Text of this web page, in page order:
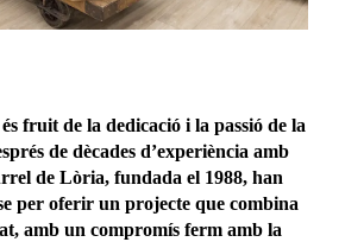
fruit de la dedicació i la passió de la
de dècades d’experiència amb
de Lòria, fundada el 1988, han
per oferir un projecte que combina
amb un compromís ferm amb la